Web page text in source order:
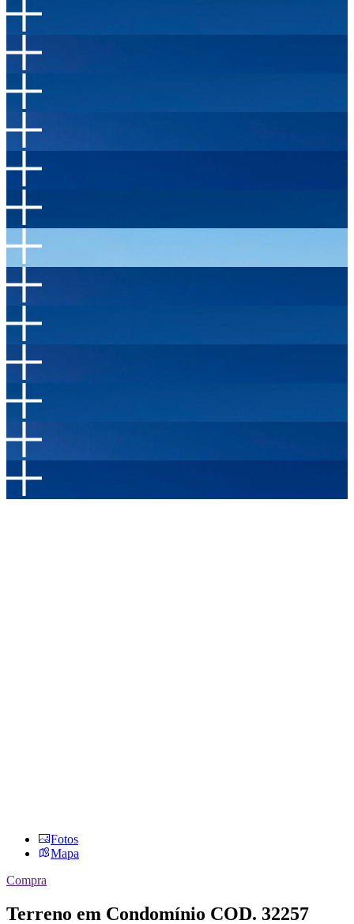
Fotos
Mapa
Compra
Terreno em Condomínio COD. 32257